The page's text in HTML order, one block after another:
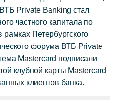
Private Banking стал
частного капитала по
Петербургского
форума ВТБ Private
Mastercard подписали
клубной карты Mastercard
клиентов банка.